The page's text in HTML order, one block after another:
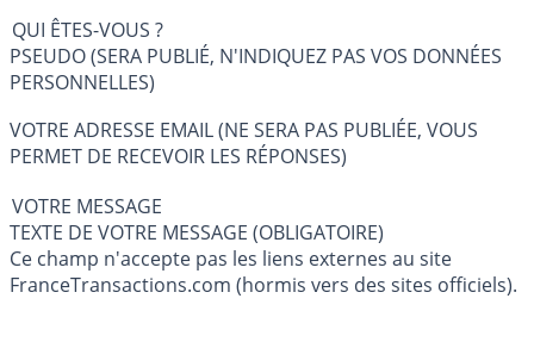
QUI ÊTES-VOUS ?
PSEUDO (SERA PUBLIÉ, N'INDIQUEZ PAS VOS DONNÉES
PERSONNELLES)
VOTRE ADRESSE EMAIL (NE SERA PAS PUBLIÉE, VOUS
PERMET DE RECEVOIR LES RÉPONSES)
VOTRE MESSAGE
TEXTE DE VOTRE MESSAGE (OBLIGATOIRE)
Ce champ n'accepte pas les liens externes au site
FranceTransactions.com (hormis vers des sites officiels).